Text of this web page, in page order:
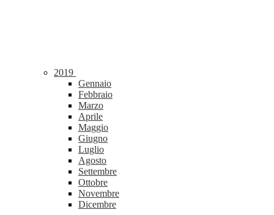
2019
Gennaio
Febbraio
Marzo
Aprile
Maggio
Giugno
Luglio
Agosto
Settembre
Ottobre
Novembre
Dicembre